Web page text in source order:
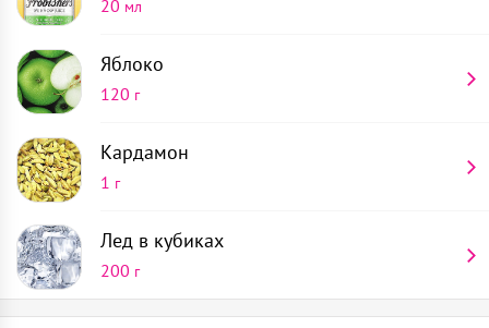
20 мл
Яблоко
120 г
Кардамон
1 г
Лед в кубиках
200 г